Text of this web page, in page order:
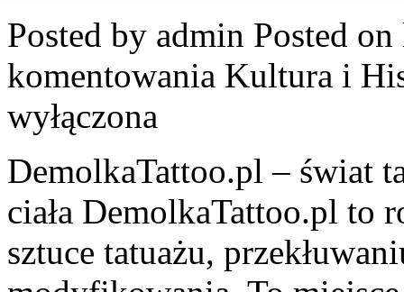
Posted by admin Posted
komentowania Kultura i
wyłączona
DemolkaTattoo.pl – świat
ciała DemolkaTattoo.pl to
sztuce tatuażu,